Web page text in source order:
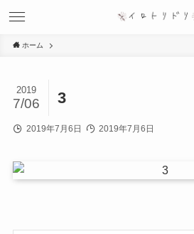
ホーム
3
2019
7/06
2019年7月6日 2019年7月6日